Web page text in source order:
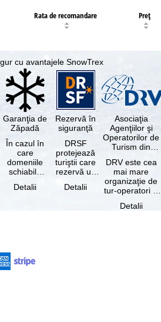
Rata de recomandare Preţ
cu avantajele SnowTrex
Garanţia de
Zăpadă
În cazul în
care
domeniile
schiabile
skipass-ul
Detalii
Rezervă în
siguranţă
DRSF
protejează
turiştii care
rezervă un
sau servicii
Detalii
Asociaţia
Agenţiilor şi
Operatorilor de
Turism din
DRV este cea
mai mare
organizaţie de
tur-operatori şi
turism din
Detalii